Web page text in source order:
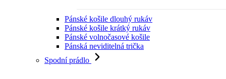
Pánské košile dlouhý rukáv
Pánské košile krátký rukáv
Pánské volnočasové košile
Pánská neviditelná trička
Spodní prádlo